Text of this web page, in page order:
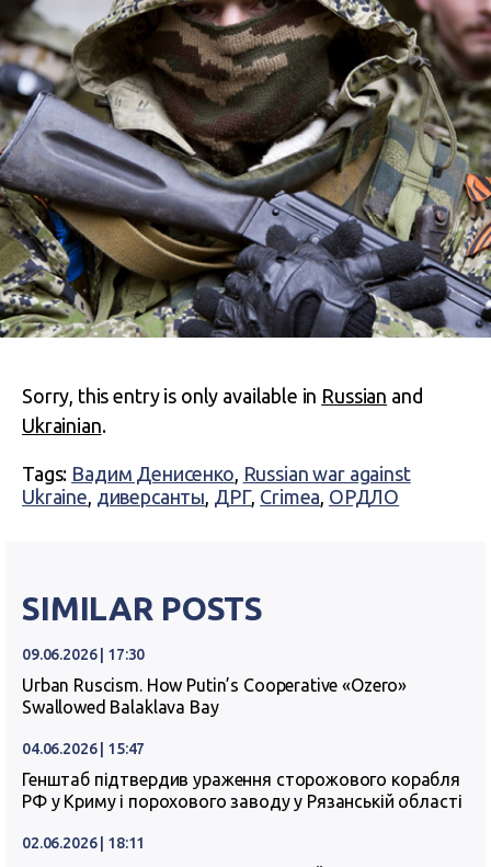
Sorry, this entry is only available in Russian and
Ukrainian.
Tags: Вадим Денисенко, Russian war against
Ukraine, диверсанты, ДРГ, Crimea, ОРДЛО
SIMILAR POSTS
09.06.2026 | 17:30
Urban Ruscism. How Putin’s Cooperative «Ozero»
Swallowed Balaklava Bay
04.06.2026 | 15:47
Генштаб підтвердив ураження сторожового корабля
РФ у Криму і порохового заводу у Рязанській області
02.06.2026 | 18:11